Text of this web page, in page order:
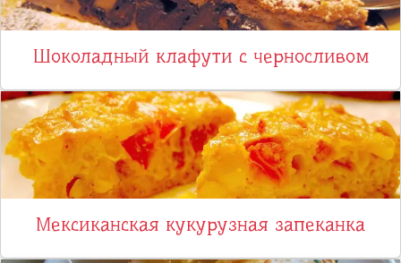
Шоколадный клафути с черносливом
Мексиканская кукурузная запеканка